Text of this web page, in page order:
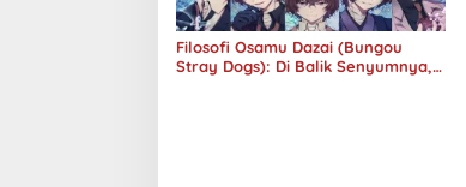
Filosofi Osamu Dazai (Bungou
Stray Dogs): Di Balik Senyumnya,